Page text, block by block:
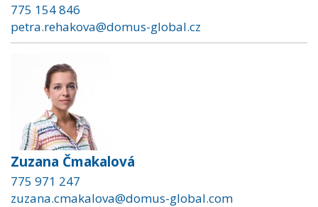
775 154 846
petra.rehakova@domus-global.cz
Zuzana Čmakalová
775 971 247
zuzana.cmakalova@domus-global.com